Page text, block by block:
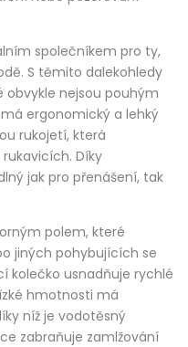
společníkem pro ty,
S těmito dalekohledy
obvykle nejsou pouhým
ergonomický a lehký
rukojetí, která
Díky
jak pro přenášení, tak
polem, které
jiných pohybujících se
kolečko usnadňuje rychlé
hmotnosti má
níž je vodotěsný
zabraňuje zamlžování